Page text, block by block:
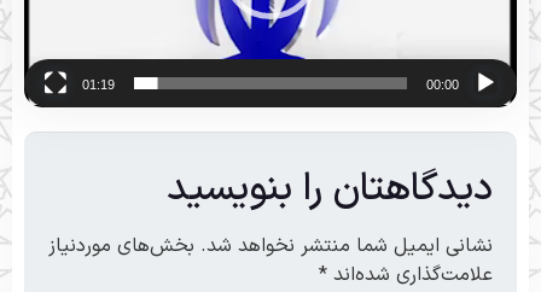
00:00
01:19
دیدگاهتان را بنویسید
نشانی ایمیل شما منتشر نخواهد شد. بخش‌های موردنیاز
علامت‌گذاری شده‌اند *